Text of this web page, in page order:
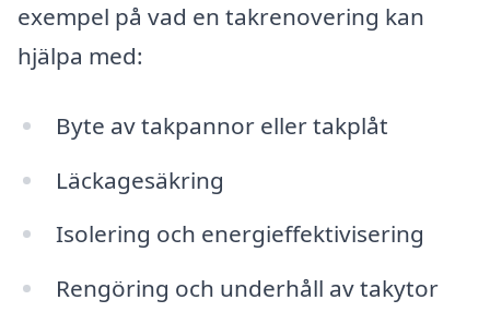
exempel på vad en takrenovering kan
hjälpa med:
Byte av takpannor eller takplåt
Läckagesäkring
Isolering och energieffektivisering
Rengöring och underhåll av takytor